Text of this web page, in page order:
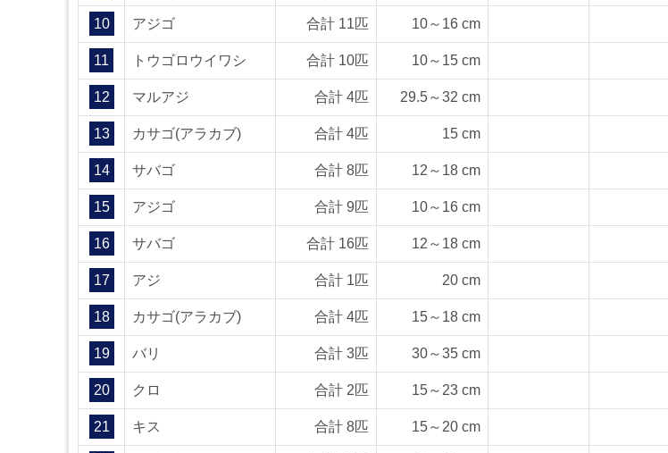
10 アジゴ 合計 11匹 10～16 cm
11 トウゴロウイワシ 合計 10匹 10～15 cm
12 マルアジ 合計 4匹 29.5～32 cm
13 カサゴ(アラカブ) 合計 4匹 15 cm
14 サバゴ 合計 8匹 12～18 cm
15 アジゴ 合計 9匹 10～16 cm
16 サバゴ 合計 16匹 12～18 cm
17 アジ 合計 1匹 20 cm
18 カサゴ(アラカブ) 合計 4匹 15～18 cm
19 バリ 合計 3匹 30～35 cm
20 クロ 合計 2匹 15～23 cm
21 キス 合計 8匹 15～20 cm